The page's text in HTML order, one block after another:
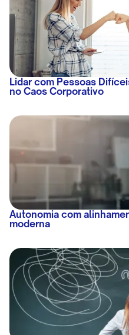
Lidar com Pessoas
no Caos Corporativo
Autonomia com
moderna